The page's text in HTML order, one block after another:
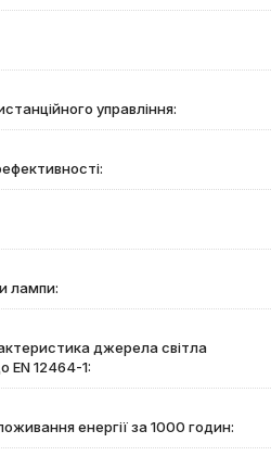
управління:
лампи:
джерела світла
EN 12464-1:
енергії за 1000 годин: